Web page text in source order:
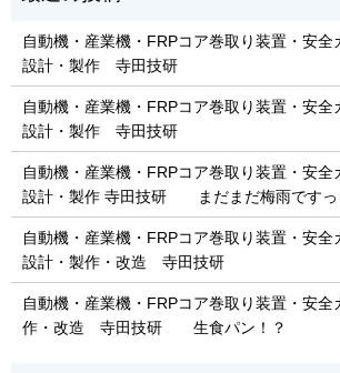
自動機・産業機・FRPコア巻取り装置・安全
設計・製作 寺田技研
自動機・産業機・FRPコア巻取り装置・安全
設計・製作 寺田技研
自動機・産業機・FRPコア巻取り装置・安全
設計・製作 寺田技研 まだまだ梅雨ですっ
自動機・産業機・FRPコア巻取り装置・安全
設計・製作・改造 寺田技研
自動機・産業機・FRPコア巻取り装置・安全
作・改造 寺田技研 生食パン！？